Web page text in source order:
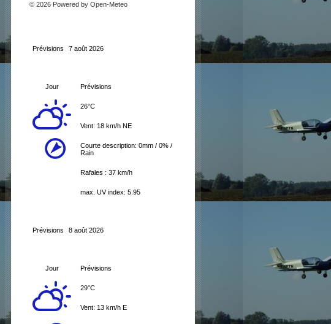
© 2026 Powered by Open-Meteo
Prévisions 7 août 2026
Jour Prévisions
26°C
Vent: 18 km/h NE
Courte description: 0mm / 0% /
Rain
Rafales : 37 km/h
max. UV index: 5.95
Prévisions 8 août 2026
Jour Prévisions
29°C
Vent: 13 km/h E